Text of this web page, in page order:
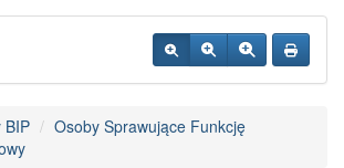
BIP
Osoby Sprawujące Funkcję